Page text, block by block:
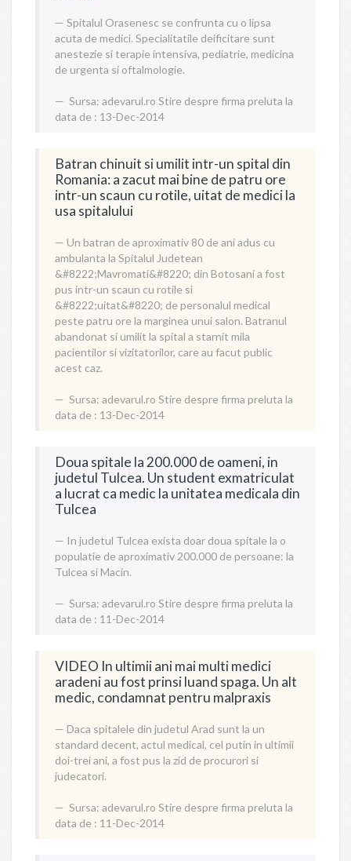
Spitalul Orasenesc se confrunta cu o lipsa
acuta de medici. Specialitatile deificitare sunt
anestezie si terapie intensiva, pediatrie, medicina
de urgenta si oftalmologie.
Sursa: adevarul.ro Stire despre firma preluta la
data de : 13-Dec-2014
Batran chinuit si umilit intr-un spital din
Romania: a zacut mai bine de patru ore
intr-un scaun cu rotile, uitat de medici la
usa spitalului
Un batran de aproximativ 80 de ani adus cu
ambulanta la Spitalul Judetean
&#8222;Mavromati&#8220; din Botosani a fost
pus intr-un scaun cu rotile si
&#8222;uitat&#8220; de personalul medical
peste patru ore la marginea unui salon. Batranul
abandonat si umilit la spital a starnit mila
pacientilor si vizitatorilor, care au facut public
acest caz.
Sursa: adevarul.ro Stire despre firma preluta la
data de : 13-Dec-2014
Doua spitale la 200.000 de oameni, in
judetul Tulcea. Un student exmatriculat
a lucrat ca medic la unitatea medicala din
Tulcea
In judetul Tulcea exista doar doua spitale la o
populatie de aproximativ 200.000 de persoane: la
Tulcea si Macin.
Sursa: adevarul.ro Stire despre firma preluta la
data de : 11-Dec-2014
VIDEO In ultimii ani mai multi medici
aradeni au fost prinsi luand spaga. Un alt
medic, condamnat pentru malpraxis
Daca spitalele din judetul Arad sunt la un
standard decent, actul medical, cel putin in ultimii
doi-trei ani, a fost pus la zid de procurori si
judecatori.
Sursa: adevarul.ro Stire despre firma preluta la
data de : 11-Dec-2014